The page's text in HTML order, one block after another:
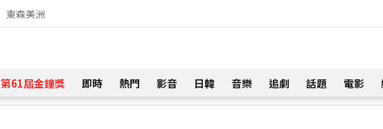
東森美洲
第61屆金鐘獎 即時 熱門 影音 日韓 音樂 追劇 話題 電影